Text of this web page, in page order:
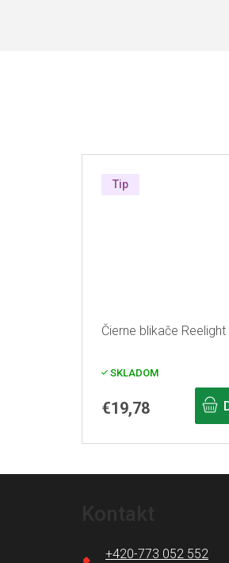
Tip
Čierne blikače Reelight
SKLADOM
€19,78
+420-773 052 552